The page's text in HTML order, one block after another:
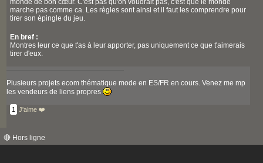
monde de bon cœur. C'est pas qu'on voudrait pas, c'est que le monde
marche pas comme ca. Les règles sont ainsi et il faut les comprendre pour
tirer son épingle du jeu.
En bref :
Montres leur ce que t'as à leur apporter, pas uniquement ce que t'aimerais
tirer d'eux.
Plusieurs projets ecom thématique mode en ES/FR en cours. Venez me mp
les vendeurs de liens propres
1 J'aime ❤️
🔴 Hors ligne